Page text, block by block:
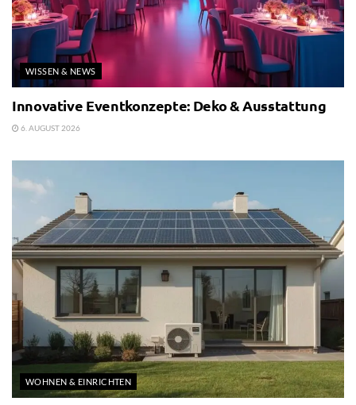
WISSEN & NEWS
Innovative Eventkonzepte: Deko & Ausstattung
6. AUGUST 2026
WOHNEN & EINRICHTEN